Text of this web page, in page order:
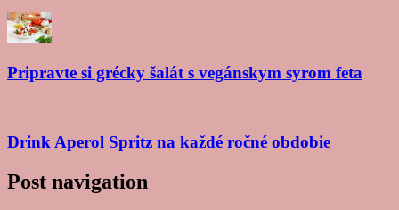
Pripravte si grécky šalát s vegánskym syrom feta
Drink Aperol Spritz na každé ročné obdobie
Post navigation